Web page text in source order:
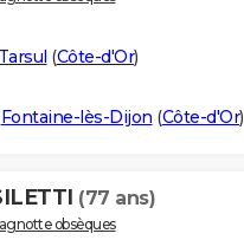
Tarsul (Côte-d'Or)
Fontaine-lès-Dijon (Côte-d'Or)
(77 ans)
obsèques